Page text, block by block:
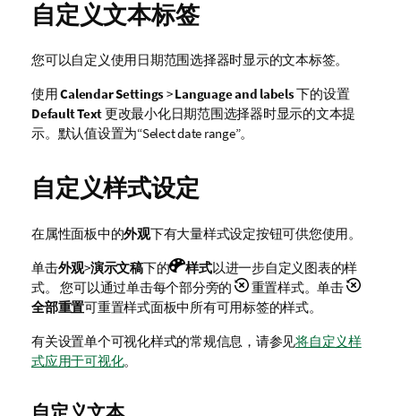
自定义文本标签
您可以自定义使用日期范围选择器时显示的文本标签。
使用Calendar Settings>Language and labels下的设置
Default Text更改最小化日期范围选择器时显示的文本提
示。默认值设置为“Select date range”。
自定义样式设定
在属性面板中的外观下有大量样式设定按钮可供您使用。
单击外观>演示文稿下的 样式以进一步自定义图表的样
式。 您可以通过单击每个部分旁的
重置样式。单击
全部重置可重置样式面板中所有可用标签的样式。
有关设置单个可视化样式的常规信息，请参见将自定义样
式应用于可视化。